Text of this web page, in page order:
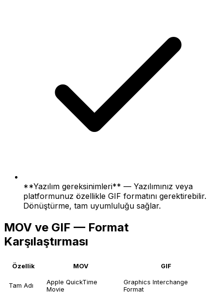
**Yazılım gereksinimleri** — Yazılımınız veya
platformunuz özellikle GIF formatını gerektirebilir.
Dönüştürme, tam uyumluluğu sağlar.
MOV ve GIF — Format
Karşılaştırması
Özellik MOV GIF
Tam Adı
Apple QuickTime
Movie
Graphics Interchange
Format